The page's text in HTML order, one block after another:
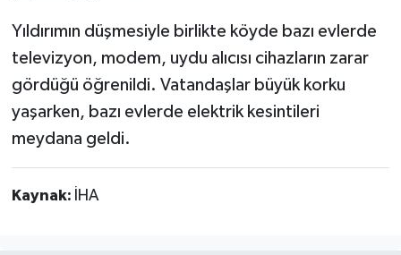
Yıldırımın düşmesiyle birlikte köyde bazı evlerde
televizyon, modem, uydu alıcısı cihazların zarar
gördüğü öğrenildi. Vatandaşlar büyük korku
yaşarken, bazı evlerde elektrik kesintileri
meydana geldi.
Kaynak: İHA